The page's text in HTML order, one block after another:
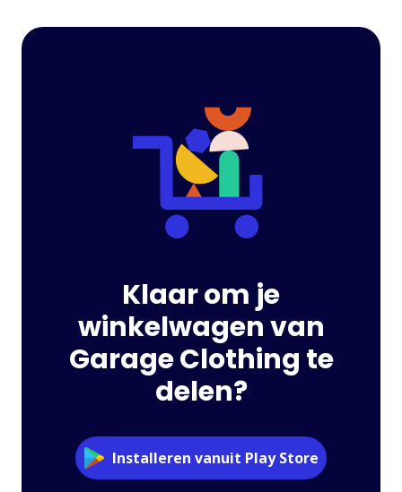
Klaar om je
winkelwagen van
Garage Clothing te
delen?
Installeren vanuit Play Store